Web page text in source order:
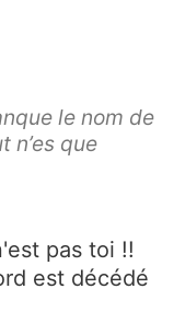
le nom de
n’es que
pas toi !!
est décédé